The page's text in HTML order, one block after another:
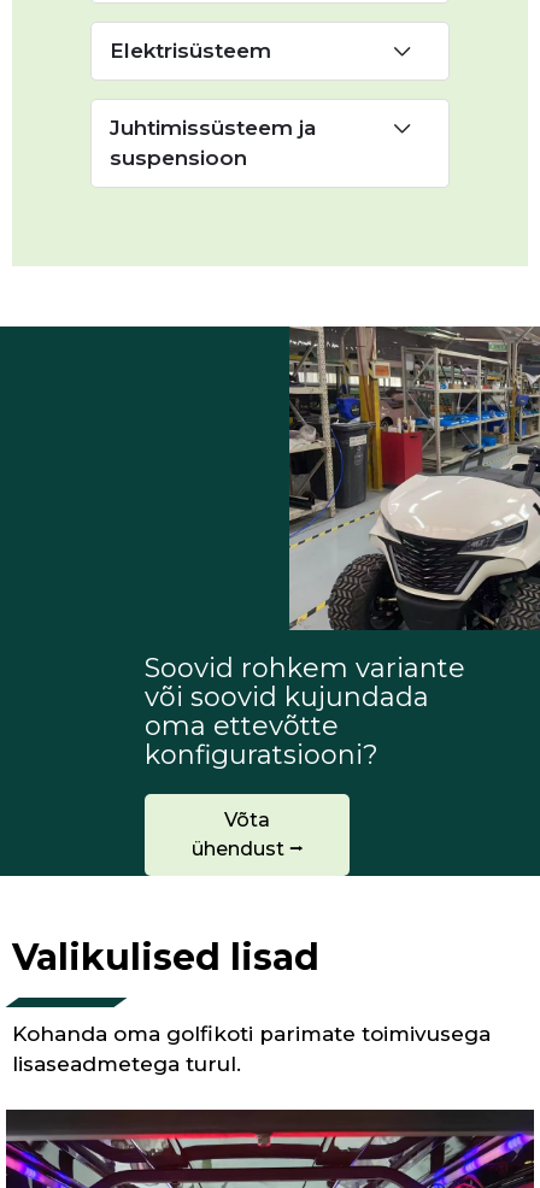
Elektrisüsteem
Juhtimissüsteem ja
suspensioon
Soovid rohkem variante
või soovid kujundada
oma ettevõtte
konfiguratsiooni?
Võta
ühendust ⭢
Valikulised lisad
Kohanda oma golfikoti parimate toimivusega
lisaseadmetega turul.